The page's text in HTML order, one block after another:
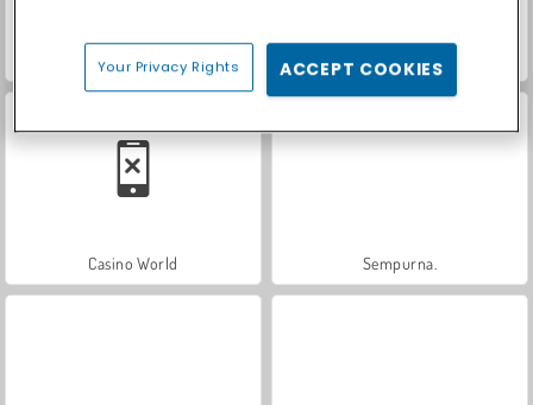
Spiral Jump 3D VegaMix Da Vinci Puzzles
Casino World Sempurna.
Your Privacy Rights ACCEPT COOKIES